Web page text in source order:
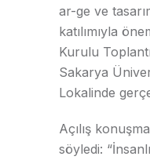
ar-ge ve
katılımıyla
Kurulu
Sakarya
Lokalinde
Açılış
söyledi: